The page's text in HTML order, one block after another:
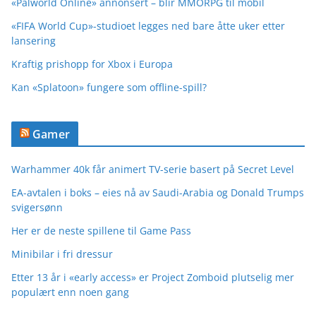
«FIFA World Cup»-studioet legges ned bare åtte uker etter
lansering
Kraftig prishopp for Xbox i Europa
Kan «Splatoon» fungere som offline-spill?
Gamer
Warhammer 40k får animert TV-serie basert på Secret Level
EA-avtalen i boks – eies nå av Saudi-Arabia og Donald Trumps
svigersønn
Her er de neste spillene til Game Pass
Minibilar i fri dressur
Etter 13 år i «early access» er Project Zomboid plutselig mer
populært enn noen gang